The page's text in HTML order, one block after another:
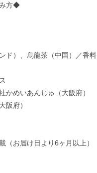
方◆
ド）、烏龍茶（中国）／香料
かめいあんじゅ（大阪府）
阪府）
（お届け日より6ヶ月以上）